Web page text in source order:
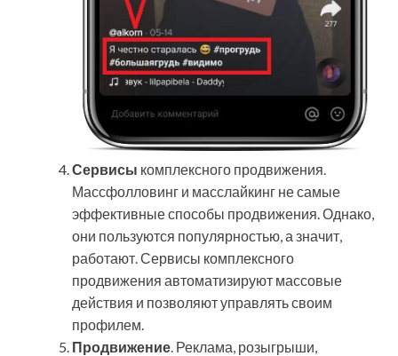
Сервисы комплексного продвижения.
Массфолловинг и масслайкинг не самые
эффективные способы продвижения. Однако,
они пользуются популярностью, а значит,
работают. Сервисы комплексного
продвижения автоматизируют массовые
действия и позволяют управлять своим
профилем.
Продвижение . Реклама, розыгрыши,